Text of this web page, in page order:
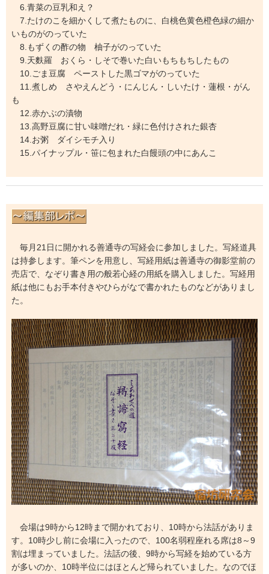
6.青菜の豆乳和え？
7.たけのこを細かくして煮たものに、白桃色黄色橙色緑の細か
いものがのっていた
8.もずくの酢の物 柚子がのっていた
9.天麩羅 おくら・しそで巻いた白いもちもちしたもの
10.ごま豆腐 ペーストした黒ゴマがのっていた
11.煮しめ さやえんどう・にんじん・しいたけ・蓮根・がん
も
12.赤かぶの漬物
13.高野豆腐に甘い味噌だれ・緑に色付けされた銀杏
14.お粥 ダイシモチ入り
15.パイナップル・笹に包まれた白饅頭の中にあんこ
毎月21日に開かれる善通寺の写経会に参加しました。写経道具
は持参します。筆ペンを用意し、写経用紙は善通寺の御影堂前の
売店で、なぞり書き用の般若心経の用紙を購入しました。写経用
紙は他にもお手本付きやひらがなで書かれたものなどがありまし
た。
会場は9時から12時まで開かれており、10時から法話がありま
す。10時少し前に会場に入ったので、100名弱程座れる席は8～9
割は埋まっていました。法話の後、9時から写経を始めている方
が多いのか、10時半位にはほとんど帰られていました。なのでほ